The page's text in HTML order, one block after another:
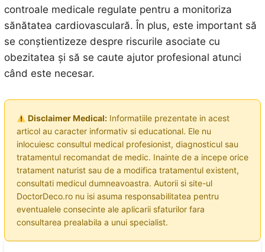
controale medicale regulate pentru a monitoriza
sănătatea cardiovasculară. În plus, este important să
se conștientizeze despre riscurile asociate cu
obezitatea și să se caute ajutor profesional atunci
când este necesar.
Disclaimer Medical:Informatiile prezentate in acest
articol au caracter informativ si educational. Ele nu
inlocuiesc consultul medical profesionist, diagnosticul sau
tratamentul recomandat de medic. Inainte de a incepe orice
tratament naturist sau de a modifica tratamentul existent,
consultati medicul dumneavoastra. Autorii si site-ul
DoctorDeco.ro nu isi asuma responsabilitatea pentru
eventualele consecinte ale aplicarii sfaturilor fara
consultarea prealabila a unui specialist.